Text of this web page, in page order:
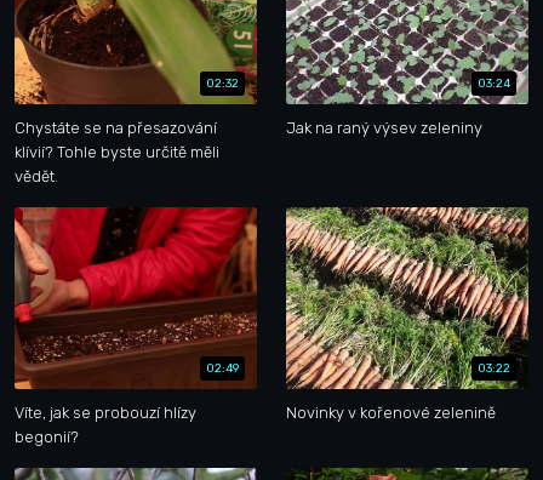
02:32
Chystáte se na přesazování
klívií? Tohle byste určitě měli
vědět.
03:24
Jak na raný výsev zeleniny
02:49
Víte, jak se probouzí hlízy
begonií?
03:22
Novinky v kořenové zelenině